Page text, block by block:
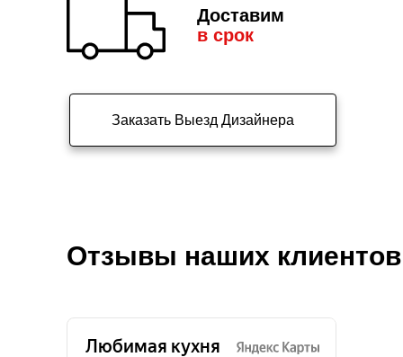
Доставим
в срок
Заказать Выезд Дизайнера
Отзывы наших клиентов